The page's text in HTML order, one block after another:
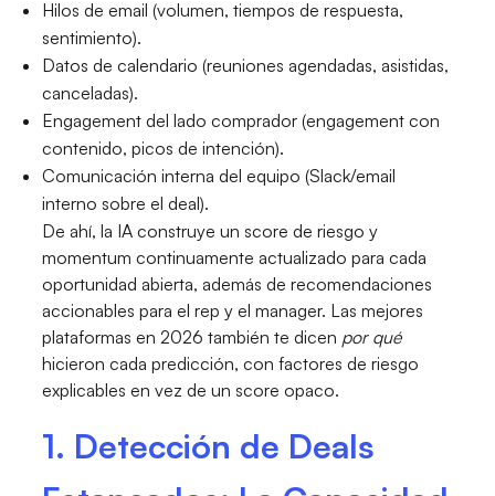
Hilos de email (volumen, tiempos de respuesta,
sentimiento).
Datos de calendario (reuniones agendadas, asistidas,
canceladas).
Engagement del lado comprador (engagement con
contenido, picos de intención).
Comunicación interna del equipo (Slack/email
interno sobre el deal).
De ahí, la IA construye un score de riesgo y
momentum continuamente actualizado para cada
oportunidad abierta, además de recomendaciones
accionables para el rep y el manager. Las mejores
plataformas en 2026 también te dicen por qué
hicieron cada predicción, con factores de riesgo
explicables en vez de un score opaco.
1. Detección de Deals